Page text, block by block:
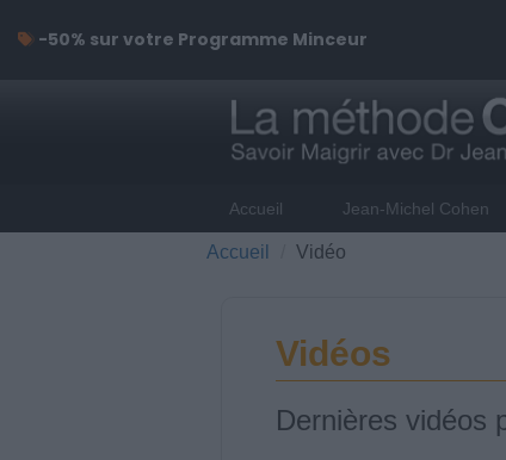
Accueil Jean-Michel Cohen
Accueil Vidéo
Vidéos
Dernières vidéos
-50% sur votre Programme Minceur